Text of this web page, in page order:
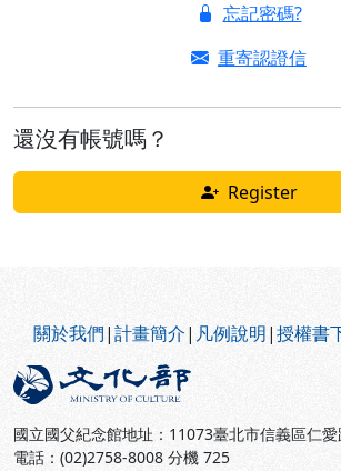
忘記密碼?
重寄認證信
還沒有帳號嗎？
Register
關於我們|計畫簡介| 凡例說明|授權書
國立國父紀念館地址：11073臺北市信義區仁
電話：(02)2758-8008 分機 725